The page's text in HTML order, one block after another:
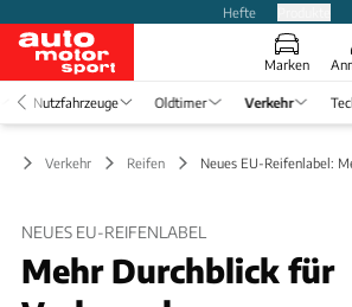
Hefte
Marken
Nutzfahrzeuge Oldtimer Verkehr
Verkehr Reifen Neues EU-Reifenlabel:
NEUES EU-REIFENLABEL
Mehr Durchblick für